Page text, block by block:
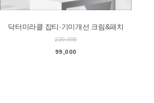
닥터미라클 잡티·기미개선 크림&패치
220,000
99,000